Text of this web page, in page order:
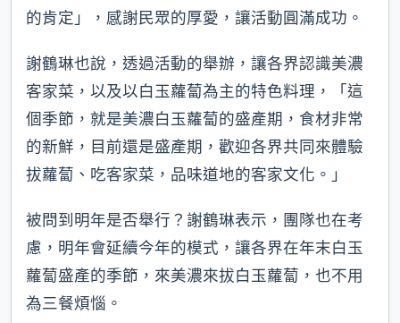
的肯定」，感謝民眾的厚愛，讓活動圓滿成功。
謝鶴琳也說，透過活動的舉辦，讓各界認識美濃
客家菜，以及以白玉蘿蔔為主的特色料理，「這
個季節，就是美濃白玉蘿蔔的盛產期，食材非常
的新鮮，目前還是盛產期，歡迎各界共同來體驗
拔蘿蔔、吃客家菜，品味道地的客家文化。」
被問到明年是否舉行？謝鶴琳表示，團隊也在考
慮，明年會延續今年的模式，讓各界在年末白玉
蘿蔔盛產的季節，來美濃來拔白玉蘿蔔，也不用
為三餐煩惱。